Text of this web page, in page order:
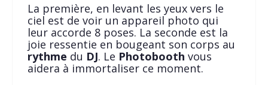
La première, en levant les yeux vers le
ciel est de voir un appareil photo qui
leur accorde 8 poses. La seconde est la
joie ressentie en bougeant son corps au
rythme du DJ. Le Photobooth vous
aidera à immortaliser ce moment.